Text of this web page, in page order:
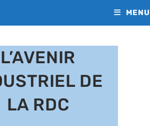
MENU
L’AVENIR
DE
LA RDC